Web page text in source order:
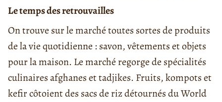
Le temps des retrouvailles
On trouve sur le marché toutes sortes de produits
de la vie quotidienne : savon, vêtements et objets
pour la maison. Le marché regorge de spécialités
culinaires afghanes et tadjikes. Fruits, kompots et
kefir côtoient des sacs de riz détournés du World